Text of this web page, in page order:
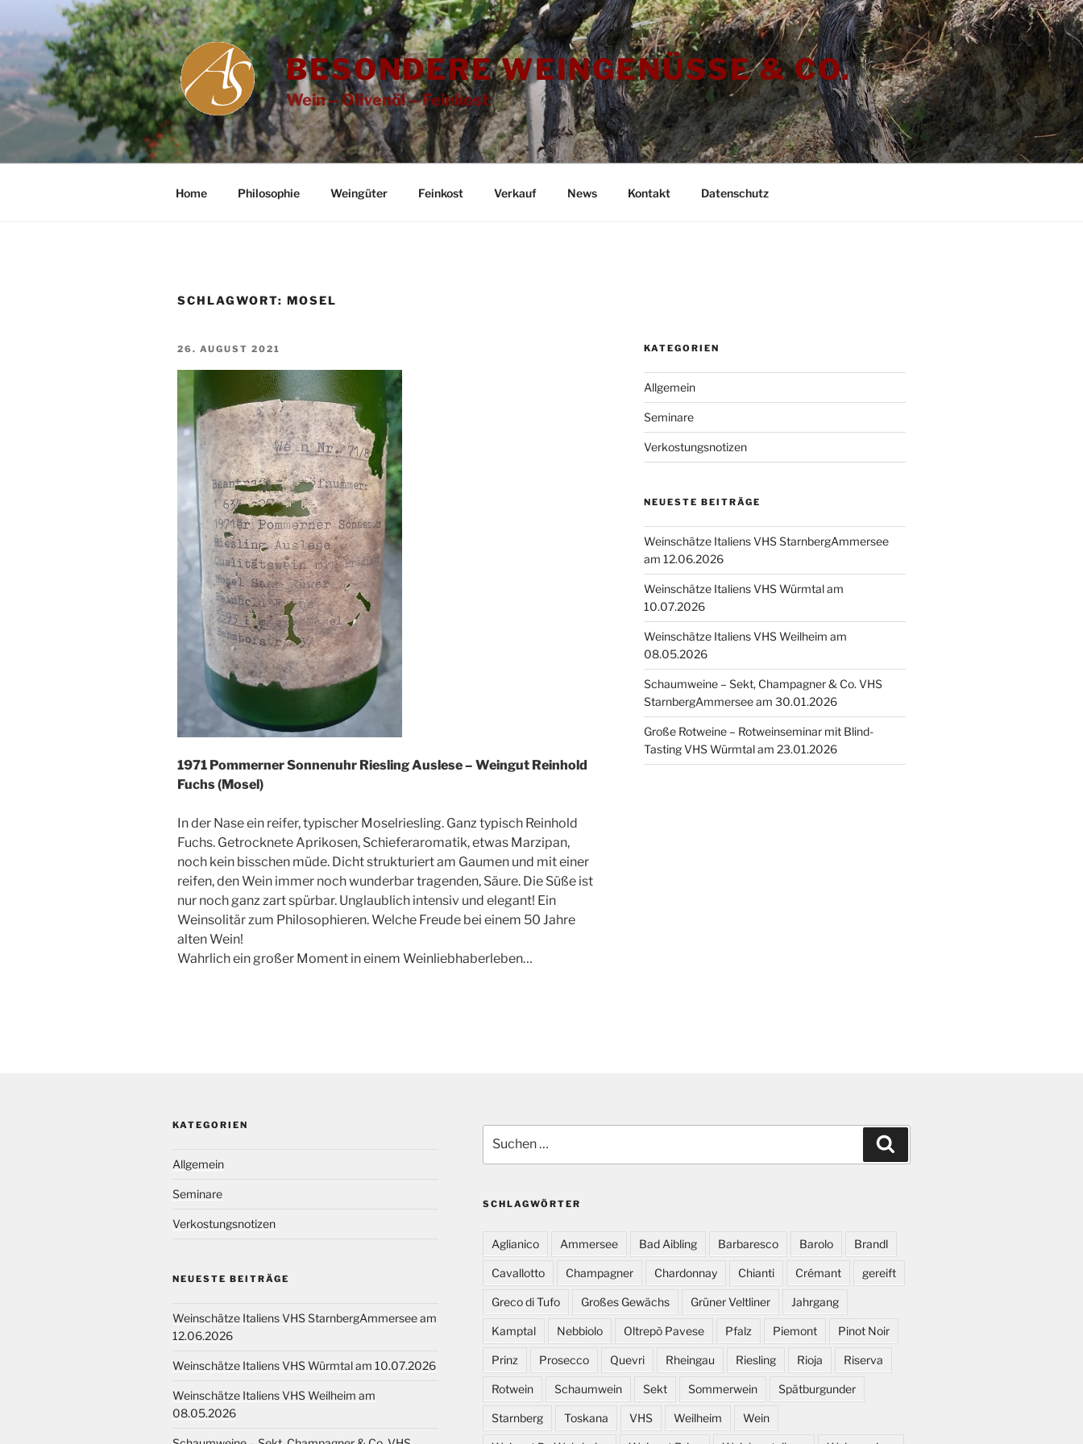
springen
BESONDERE WEINGENÜSSE & CO.
Wein – Olivenöl – Feinkost
Home Philosophie Weingüter Feinkost Verkauf News Kontakt Datenschutz
SCHLAGWORT: MOSEL
VERÖFFENTLICHT
26. AUGUST 2021
1971 Pommerner Sonnenuhr Riesling Auslese – Weingut Reinhold
Fuchs (Mosel)
In der Nase ein reifer, typischer Moselriesling. Ganz typisch Reinhold
Fuchs. Getrocknete Aprikosen, Schieferaromatik, etwas Marzipan,
noch kein bisschen müde. Dicht strukturiert am Gaumen und mit einer
reifen, den Wein immer noch wunderbar tragenden, Säure. Die Süße ist
nur noch ganz zart spürbar. Unglaublich intensiv und elegant! Ein
Weinsolitär zum Philosophieren. Welche Freude bei einem 50 Jahre
alten Wein!
Wahrlich ein großer Moment in einem Weinliebhaberleben…
KATEGORIEN
Allgemein
Seminare
Verkostungsnotizen
NEUESTE BEITRÄGE
Weinschätze Italiens VHS StarnbergAmmersee
am 12.06.2026
Weinschätze Italiens VHS Würmtal am
10.07.2026
Weinschätze Italiens VHS Weilheim am
08.05.2026
Schaumweine – Sekt, Champagner & Co. VHS
StarnbergAmmersee am 30.01.2026
Große Rotweine – Rotweinseminar mit Blind-
Tasting VHS Würmtal am 23.01.2026
KATEGORIEN
Allgemein
Seminare
Verkostungsnotizen
NEUESTE BEITRÄGE
Weinschätze Italiens VHS StarnbergAmmersee am
12.06.2026
Weinschätze Italiens VHS Würmtal am 10.07.2026
Weinschätze Italiens VHS Weilheim am
08.05.2026
nach:
SCHLAGWÖRTER
Aglianico Ammersee Bad Aibling Barbaresco Barolo Brandl
Cavallotto Champagner Chardonnay Chianti Crémant gereift
Greco di Tufo Großes Gewächs Grüner Veltliner Jahrgang
Kamptal Nebbiolo Oltrepò Pavese Pfalz Piemont Pinot Noir
Prinz Prosecco Quevri Rheingau Riesling Rioja Riserva
Rotwein Schaumwein Sekt Sommerwein Spätburgunder
Starnberg Toskana VHS Weilheim Wein